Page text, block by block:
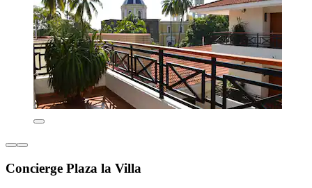
Concierge Plaza la Villa